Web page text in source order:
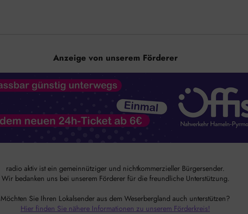
Anzeige von unserem Förderer
radio aktiv ist ein gemeinnütziger und nichtkommerzieller Bürgersender.
Wir bedanken uns bei unserem Förderer für die freundliche Unterstützung.
Möchten Sie Ihren Lokalsender aus dem Weserbergland auch unterstützen?
Hier finden Sie nähere Informationen zu unserem Förderkreis!